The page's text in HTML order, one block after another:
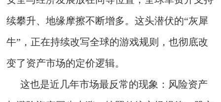
续攀升、地缘摩擦不断增多。这头潜伏的“灰犀
牛”，正在持续改写全球的游戏规则，也彻底改
变了资产市场的定价逻辑。
这也是近几年市场最反常的现象：风险资产